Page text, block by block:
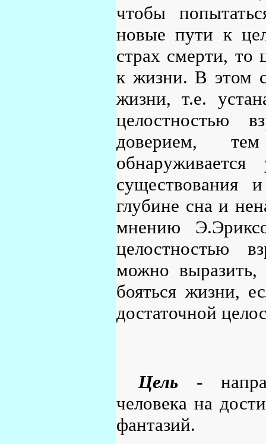
чтобы
новые пути к
страх смерти, то
к жизни. В этом
жизни, т.е.
целостностью
доверием,
существования
глубине сна и
мнению
целостностью
можно выразить,
бояться жизни,
достаточной
Цель-
человека на
фантазий.